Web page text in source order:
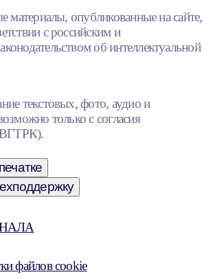
материалы, опубликованные на сайте,
с российским и
об интеллектуальной
текстовых, фото, аудио и
только с согласия
файлов cookie